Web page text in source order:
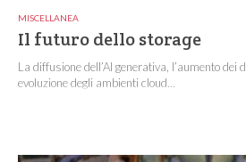
MISCELLANEA
Il futuro dello storage
La diffusione dell’AI generativa, l’aumento dei
evoluzione degli ambienti cloud...